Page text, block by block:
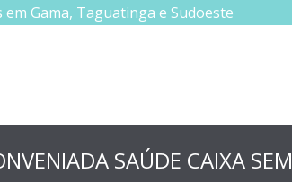
em Gama, Taguatinga e Sudoeste
SAÚDE CAIXA SEM